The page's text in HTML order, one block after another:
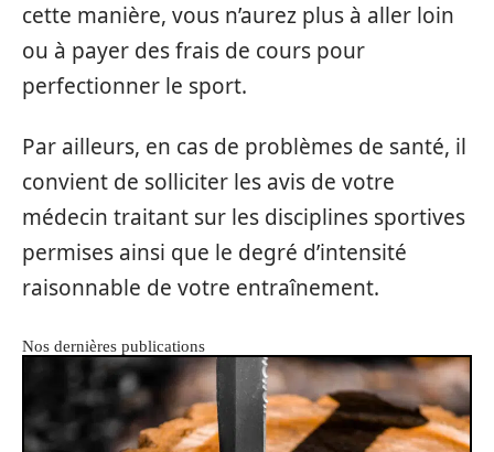
cette manière, vous n’aurez plus à aller loin
ou à payer des frais de cours pour
perfectionner le sport.
Par ailleurs, en cas de problèmes de santé, il
convient de solliciter les avis de votre
médecin traitant sur les disciplines sportives
permises ainsi que le degré d’intensité
raisonnable de votre entraînement.
Nos dernières publications